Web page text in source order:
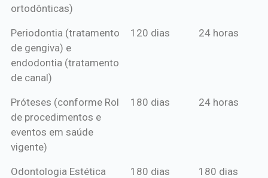
ortodônticas)
Periodontia (tratamento
de gengiva) e
endodontia (tratamento
de canal)
120 dias 24 horas
Próteses (conforme Rol
de procedimentos e
eventos em saúde
vigente)
180 dias 24 horas
Odontologia Estética
180 dias 180 dias